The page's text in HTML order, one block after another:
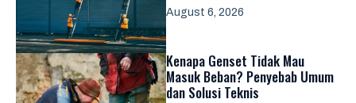
August 6, 2026
Kenapa Genset Tidak Mau
Masuk Beban? Penyebab Umum
dan Solusi Teknis